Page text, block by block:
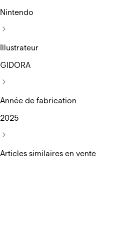
Nintendo
Illustrateur
GIDORA
Année de fabrication
2025
Articles similaires en vente